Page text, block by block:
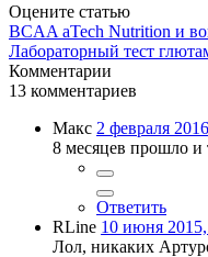
Оцените статью
BCAA aTech Nutrition и
Лабораторный тест
Комментарии
13 комментариев
Макс 2 февраля
8 месяцев прошло
Ответить
RLine 10 июня
Лол, никаких